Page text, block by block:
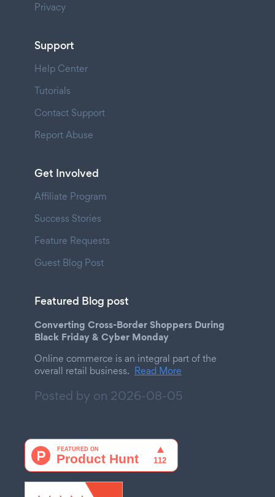
Privacy
Support
Help Center
Tutorials
Contact Support
Report Abuse
Get Involved
Affiliate Program
Success Stories
Feature Requests
Guest Blog Post
Featured Blog post
Converting Cross-Border Shoppers During
Black Friday & Cyber Monday
Online commerce is an integral part of the
overall retail business. Read More
Posted by on 2026-08-05